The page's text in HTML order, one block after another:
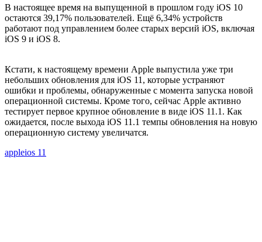
В настоящее время на выпущенной в прошлом году iOS 10
остаются 39,17% пользователей. Ещё 6,34% устройств
работают под управлением более старых версий iOS, включая
iOS 9 и iOS 8.
Кстати, к настоящему времени Apple выпустила уже три
небольших обновления для iOS 11, которые устраняют
ошибки и проблемы, обнаруженные с момента запуска новой
операционной системы. Кроме того, сейчас Apple активно
тестирует первое крупное обновление в виде iOS 11.1. Как
ожидается, после выхода iOS 11.1 темпы обновления на новую
операционную систему увеличатся.
appleios 11